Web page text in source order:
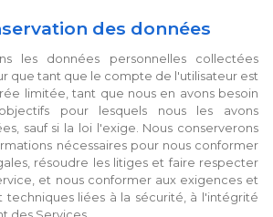
des données
les données personnelles collectées
que tant que le compte de l'utilisateur est
limitée, tant que nous en avons besoin
pour lesquels nous les avons
sauf si la loi l'exige. Nous conserverons
nécessaires pour nous conformer
résoudre les litiges et faire respecter
et nous conformer aux exigences et
techniques liées à la sécurité, à l'intégrité